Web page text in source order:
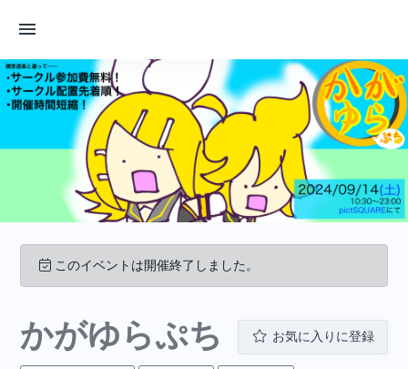
このイベントは開催終了しました。
かがゆらぷち お気に入りに登録